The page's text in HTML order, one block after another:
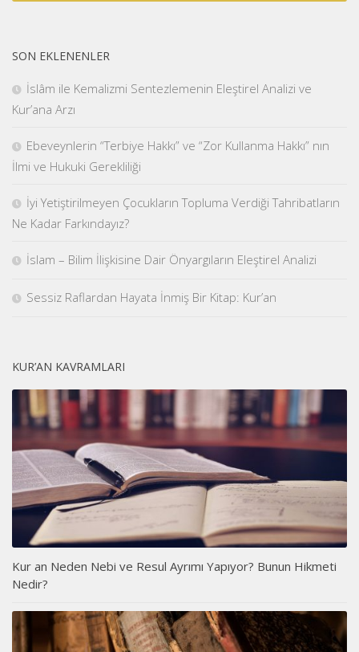
SON EKLENENLER
İslâm ile Kemalizmi Sentezlemenin Eleştirel Analizi ve
Kur’ana Arzı
Ebeveynlerin “Terbiye Hakkı” ve “Zor Kullanma Hakkı” nın
İlmi ve Hukuki Gerekliliği
İyi Yetiştirilmeyen Çocukların Topluma Verdiği Tahribatların
Ne Kadar Farkındayız?
İslam – Bilim İlişkisine Dair Önyargıların Eleştirel Analizi
Sessiz Raflardan Hayata İnmiş Bir Kitap: Kur’an
KUR’AN KAVRAMLARI
Kur an Neden Nebi ve Resul Ayrımı Yapıyor? Bunun Hikmeti
Nedir?